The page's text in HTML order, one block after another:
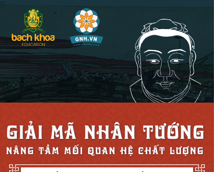
NÂNG TẦM MỐI QUAN HỆ CHẤT LƯỢNG
GIẢI MÃ NHÂN TƯỚNG